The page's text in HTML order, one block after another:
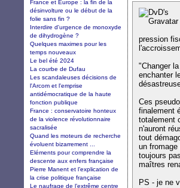
pression
"Changer
enchanter
Ces
finalement
totalement
n'auront
tout
un
toujours
maîtres
PS - je ne
France et Europe : la fin de la
désinvolture ou le début de la
folie sans fin ?
Interdire d'urgence de monoxyde
de dihydrogène ?
Quelques maximes pour les
temps nouveaux
Le bel été 2024
La courbe de Dufau
Les scandaleuses décisions de
l'Arcom et l'emprise
antidémocratique de la haute
fonction publique
France : conservatoire honteux
de la violence révolutionnaire
sacralisée
Quand les moteurs de recherche
évoluent bizarrement ...
Eléments pour comprendre la
descente aux enfers française
Pierre Manent et l’explication de
la crise politique française
Le naufrage de l’extrême centre